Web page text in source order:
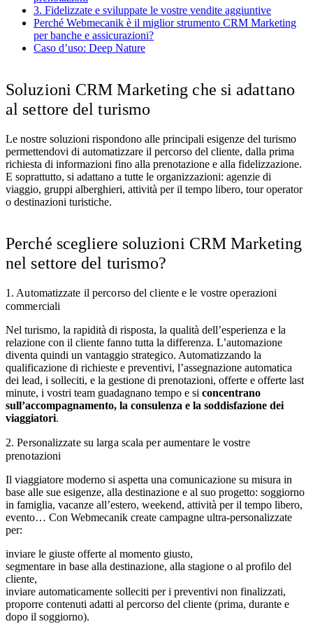
3. Fidelizzate e sviluppate le vostre vendite aggiuntive
Perché Webmecanik è il miglior strumento CRM Marketing
per banche e assicurazioni?
Caso d’uso: Deep Nature
Soluzioni CRM Marketing che si adattano
al settore del turismo
Le nostre soluzioni rispondono alle principali esigenze del turismo
permettendovi di automatizzare il percorso del cliente, dalla prima
richiesta di informazioni fino alla prenotazione e alla fidelizzazione.
E soprattutto, si adattano a tutte le organizzazioni: agenzie di
viaggio, gruppi alberghieri, attività per il tempo libero, tour operator
o destinazioni turistiche.
Perché scegliere soluzioni CRM Marketing
nel settore del turismo?
1. Automatizzate il percorso del cliente e le vostre operazioni
commerciali
Nel turismo, la rapidità di risposta, la qualità dell’esperienza e la
relazione con il cliente fanno tutta la differenza. L’automazione
diventa quindi un vantaggio strategico. Automatizzando la
qualificazione di richieste e preventivi, l’assegnazione automatica
dei lead, i solleciti, e la gestione di prenotazioni, offerte e offerte last
minute, i vostri team guadagnano tempo e si concentrano
sull’accompagnamento, la consulenza e la soddisfazione dei
viaggiatori.
2. Personalizzate su larga scala per aumentare le vostre
prenotazioni
Il viaggiatore moderno si aspetta una comunicazione su misura in
base alle sue esigenze, alla destinazione e al suo progetto: soggiorno
in famiglia, vacanze all’estero, weekend, attività per il tempo libero,
evento… Con Webmecanik create campagne ultra-personalizzate
per:
inviare le giuste offerte al momento giusto,
segmentare in base alla destinazione, alla stagione o al profilo del
cliente,
inviare automaticamente solleciti per i preventivi non finalizzati,
proporre contenuti adatti al percorso del cliente (prima, durante e
dopo il soggiorno).